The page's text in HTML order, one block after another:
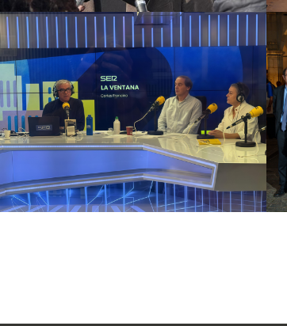
Hermana Leonor 20.000
km de confesión
Campañas culturales Estrategia de
comunicación y PR